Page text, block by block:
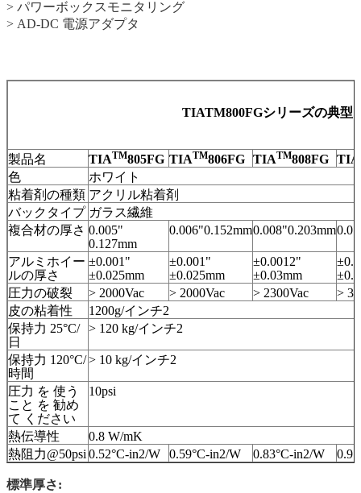
> パワーボックスモニタリング
> AD-DC 電源アダプタ
TIATM800FGシリーズの典型
製品名 TIATM805FG TIATM806FG TIATM808FG TIA
色
ホワイト
粘着剤の種類 アクリル粘着剤
バックタイプ ガラス繊維
複合材の厚さ 0.005"
0.127mm
0.006"0.152mm0.008"0.203mm
アルミホイー
ルの厚さ
±0.001"
±0.025mm
±0.001"
±0.025mm
±0.0012"
±0.03mm
圧力の破裂
> 2000Vac > 2000Vac > 2300Vac
>
皮の粘着性
1200g/インチ2
保持力 25°C/
日
> 120 kg/インチ2
保持力 120°C/
時間
> 10 kg/インチ2
圧力 を 使う
こと を 勧め
て ください
10psi
熱伝導性
0.8 W/mK
熱阻力@50psi 0.52°C-in2/W 0.59°C-in2/W 0.83°C-in2/W
標準厚さ: